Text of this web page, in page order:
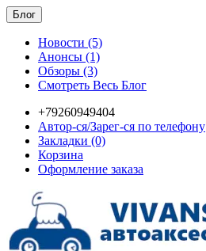
Блог
Новости (5)
Анонсы (1)
Обзоры (3)
Смотреть Весь Блог
+79260949404
Автор-ся/Зарег-ся по телефону
Закладки (0)
Корзина
Оформление заказа